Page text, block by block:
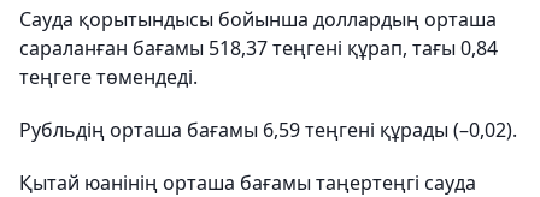
Сауда қорытындысы бойынша доллардың орташа
сараланған бағамы 518,37 теңгені құрап, тағы 0,84
теңгеге төмендеді.
Рубльдің орташа бағамы 6,59 теңгені құрады (–0,02).
Қытай юанінің орташа бағамы таңертеңгі сауда